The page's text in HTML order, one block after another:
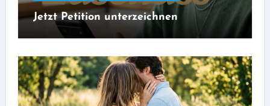
Jetzt Petition unterzeichnen